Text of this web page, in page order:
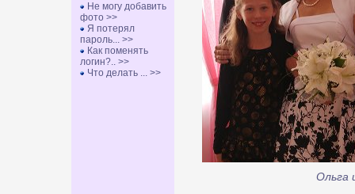
Не могу добавить
фото >>
Я потерял
пароль... >>
Как поменять
логин?.. >>
Что делать ... >>
Ольга